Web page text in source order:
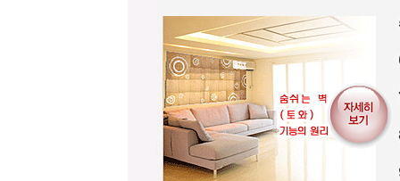
로 3m라면 바로 위 검색코너에서 가로
3000을'클릭'해서 원하는 크기의 상품
들을 보시고 찾으시는 가격과 디자인
을 메모하시고 고객센타로 전화상담
전문 상담원이 제대로 된 친환경 인테
리어자재로 값싼 인테리어가 되는 노
황토타일의 제습기능으로 끈적한 여